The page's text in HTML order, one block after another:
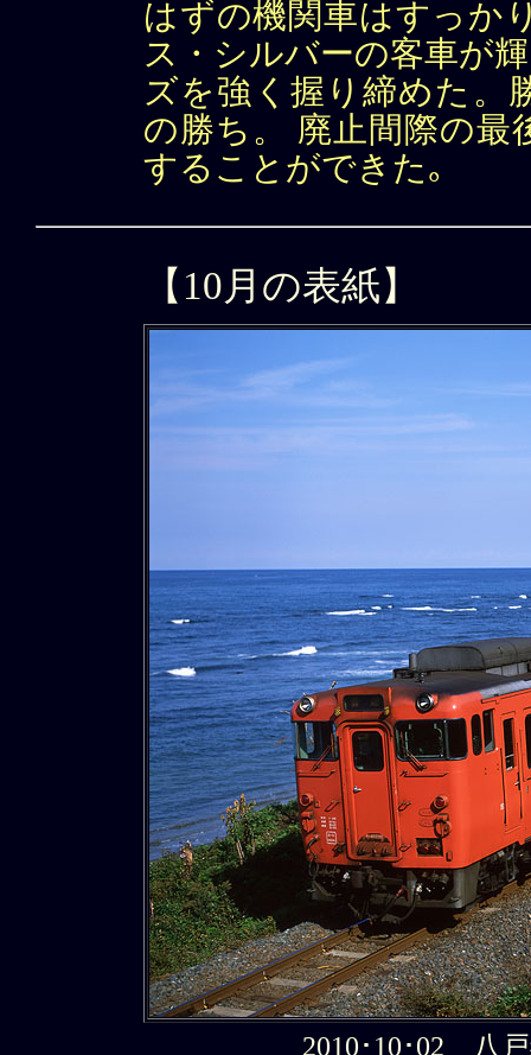
はずの機関車はすっか
ス・シルバーの客車が
ズを強く握り締めた。
の勝ち。 廃止間際の最
することができた｡
【10月の表紙】
2010･10･02 八